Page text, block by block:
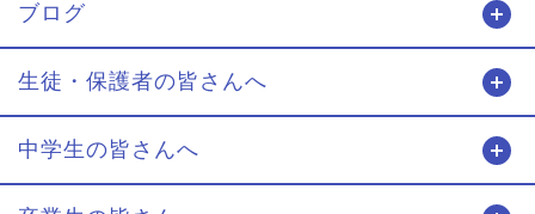
ブログ
生徒・保護者の皆さんへ
中学生の皆さんへ